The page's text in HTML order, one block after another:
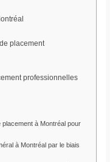
placement
professionnelles
à Montréal pour
à Montréal par le biais